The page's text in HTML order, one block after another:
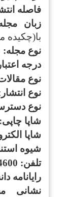
فاصله
زبان
با(چکیده
نوع مجله:
درجه اعتبار
نوع
نوع انتشار
نوع
شاپا چاپی:
شاپا
شیوه
تلفن:
رایانامه
نشانی